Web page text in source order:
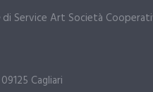
di Service Art Società
Cagliari